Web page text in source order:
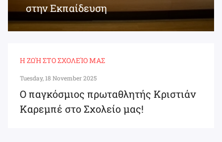
στην Εκπαίδευση
Η ΖΩΉ ΣΤΟ ΣΧΟΛΕΊΟ ΜΑΣ
Tuesday, 18 November 2025
Ο παγκόσμιος πρωταθλητής Κριστιάν
Καρεμπέ στο Σχολείο μας!